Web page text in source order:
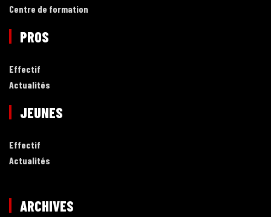
Centre de formation
PROS
Effectif
Actualités
JEUNES
Effectif
Actualités
ARCHIVES